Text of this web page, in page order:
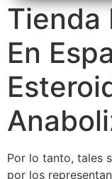
Tienda
En
Por lo tanto, tales
por los